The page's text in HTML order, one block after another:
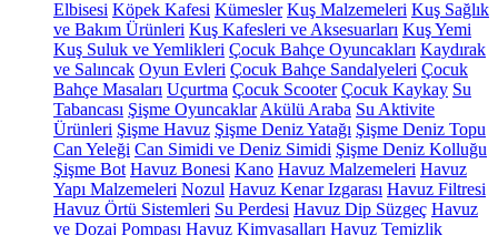
Elbisesi Köpek Kafesi Kümesler Kuş Malzemeleri Kuş Sağlık
ve Bakım Ürünleri Kuş Kafesleri ve Aksesuarları Kuş Yemi
Kuş Suluk ve Yemlikleri Çocuk Bahçe Oyuncakları Kaydırak
ve Salıncak Oyun Evleri Çocuk Bahçe Sandalyeleri Çocuk
Bahçe Masaları Uçurtma Çocuk Scooter Çocuk Kaykay Su
Tabancası Şişme Oyuncaklar Akülü Araba Su Aktivite
Ürünleri Şişme Havuz Şişme Deniz Yatağı Şişme Deniz Topu
Can Yeleği Can Simidi ve Deniz Simidi Şişme Deniz Kolluğu
Şişme Bot Havuz Bonesi Kano Havuz Malzemeleri Havuz
Yapı Malzemeleri Nozul Havuz Kenar Izgarası Havuz Filtresi
Havuz Örtü Sistemleri Su Perdesi Havuz Dip Süzgeç Havuz
ve Dozaj Pompası Havuz Kimyasalları Havuz Temizlik